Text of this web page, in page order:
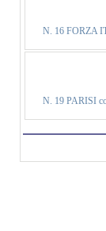
N. 16 FORZA
N. 19 PARISI